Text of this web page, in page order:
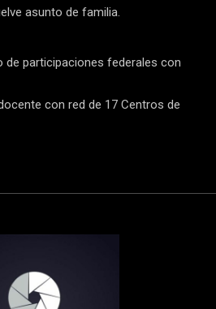
asunto de familia.
de participaciones federales con
con red de 17 Centros de